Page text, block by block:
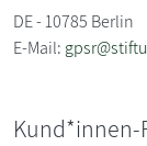
DE - 10785 Berlin
E-Mail:
Kund*innen-